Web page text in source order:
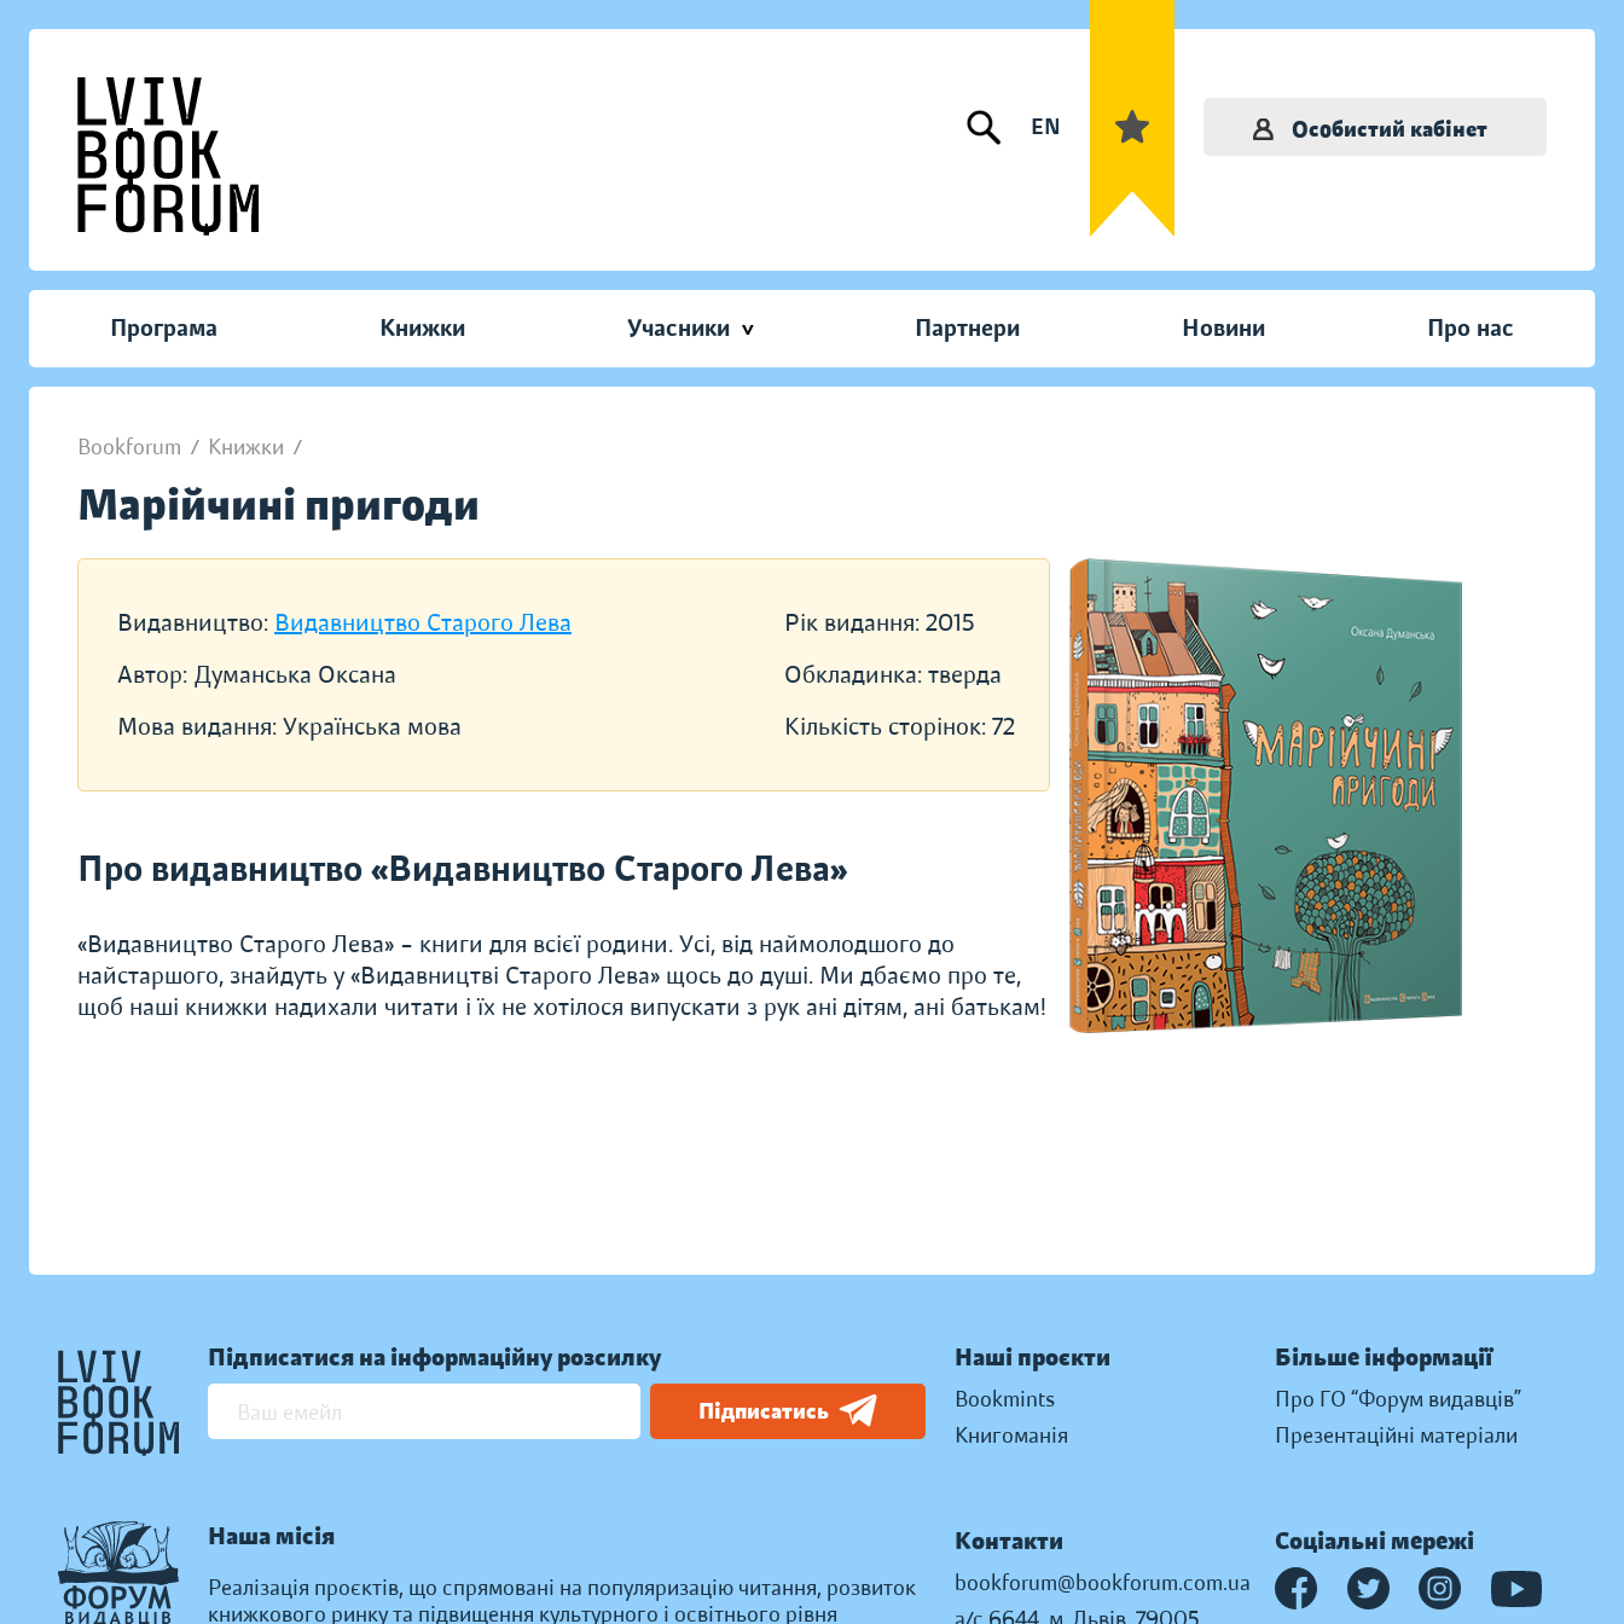
EN Особистий кабінет
Програма Книжки Учасники Партнери Новини Про нас
Bookforum / Книжки /
Марійчині пригоди
Видавництво: Видавництво Старого Лева
Автор: Думанська Оксана
Мова видання: Українська мова
Рік видання: 2015
Обкладинка: тверда
Кількість сторінок: 72
Про видавництво «Видавництво Старого Лева»
«Видавництво Старого Лева» – книги для всієї родини. Усі, від наймолодшого до
найстаршого, знайдуть у «Видавництві Старого Лева» щось до душі. Ми дбаємо про те,
щоб наші книжки надихали читати і їх не хотілося випускати з рук ані дітям, ані батькам!
Підписатися на інформаційну розсилку
Підписатись
Наша місія
Реалізація проєктів, що спрямовані на популяризацію читання, розвиток
книжкового ринку та підвищення культурного і освітнього рівня
Наші проєкти
Bookmints
Книгоманія
Більше інформації
Про ГО “Форум видавців”
Презентаційні матеріали
Контакти
bookforum@bookforum.com.ua
Соціальні мережі